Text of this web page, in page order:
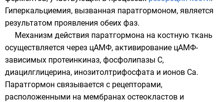
Гиперкальциемия, вызванная паратгормоном, является
результатом проявления обеих фаз.
Механизм действия паратгормона на костную ткань
осуществляется через цАМФ, активирование цАМФ-
зависимых протеинкиназ, фосфолипазы С,
диацилглицерина, инозитолтрифосфата и ионов Са.
Паратгормон связывается с рецепторами,
расположенными на мембранах остеокластов и